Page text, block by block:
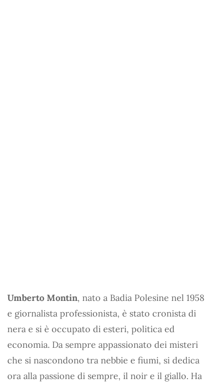
Umberto Montin, nato a Badia Polesine nel 1958
e giornalista professionista, è stato cronista di
nera e si è occupato di esteri, politica ed
economia. Da sempre appassionato dei misteri
che si nascondono tra nebbie e fiumi, si dedica
ora alla passione di sempre, il noir e il giallo. Ha